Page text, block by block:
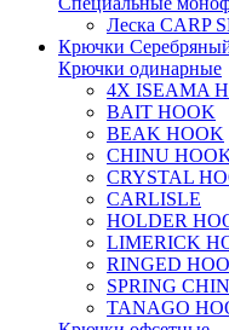
Леска CARP
Крючки
Крючки одинарные
4X ISEAMA
BAIT HOOK
BEAK HOOK
CHINU
CRYSTAL
CARLISLE
HOLDER
LIMERICK
RINGED
SPRING
TANAGO